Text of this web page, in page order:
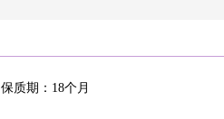
保质期：18个月